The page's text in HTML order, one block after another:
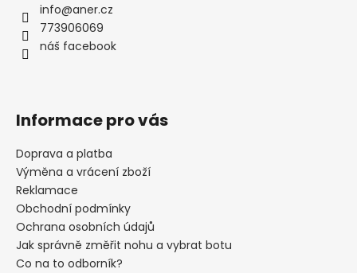
info@aner.cz
773906069
náš facebook
Informace pro vás
Doprava a platba
Výměna a vrácení zboží
Reklamace
Obchodní podmínky
Ochrana osobních údajů
Jak správně změřit nohu a vybrat botu
Co na to odborník?